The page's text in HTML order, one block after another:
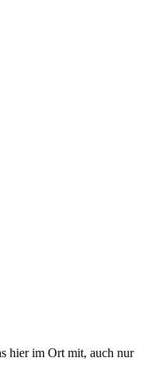
hier im Ort mit, auch nur